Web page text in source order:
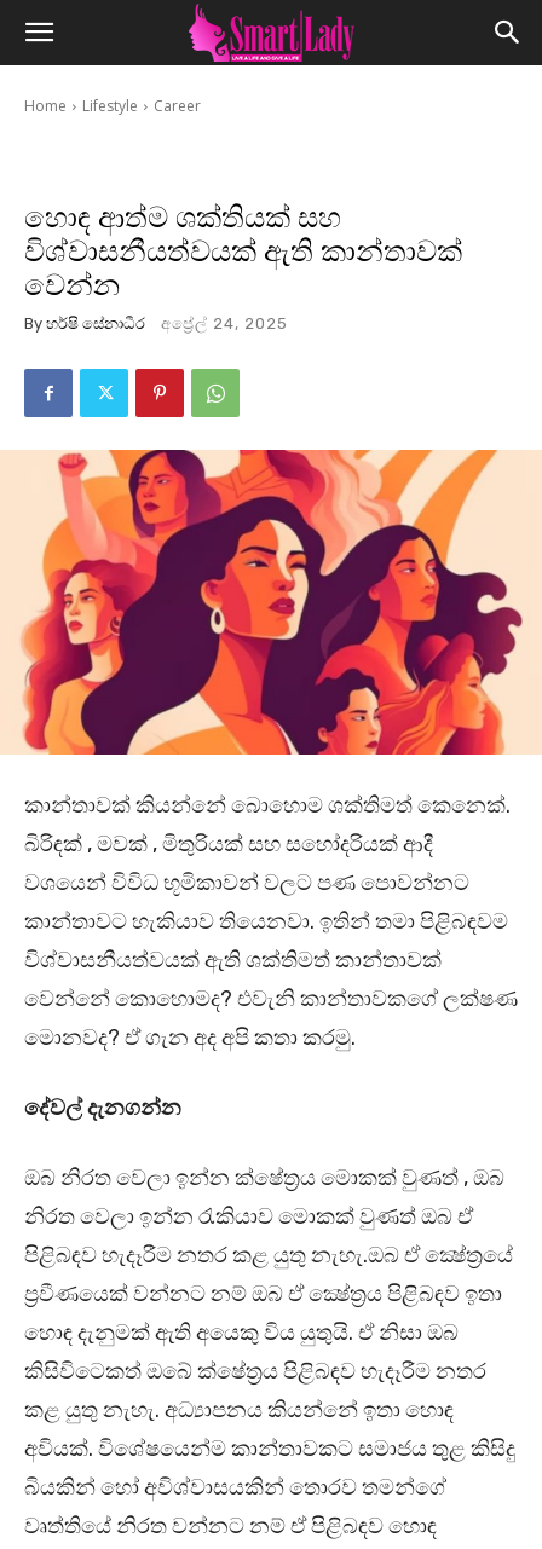
Home Lifestyle Career
හොඳ ආත්ම ශක්තියක් සහ
විශ්වාසනීයත්වයක් ඇති කාන්තාවක්
වෙන්න
By හර්ෂි සේනාධීර අප්‍රේල් 24, 2025
කාන්තාවක් කියන්නේ බොහොම ශක්තිමත් කෙනෙක්.
බිරිඳක් , මවක් , මිතුරියක් සහ සහෝදරියක් ආදී
වශයෙන් විවිධ භූමිකාවන් වලට පණ පොවන්නට
කාන්තාවට හැකියාව තියෙනවා. ඉතින් තමා පිළිබඳවම
විශ්වාසනීයත්වයක් ඇති ශක්තිමත් කාන්තාවක්
වෙන්නේ කොහොමද? එවැනි කාන්තාවකගේ ලක්ෂණ
මොනවද? ඒ ගැන අද අපි කතා කරමු.
දේවල් දැනගන්න
ඔබ නිරත වෙලා ඉන්න ක්ෂේත්‍රය මොකක් වුණත් , ඔබ
නිරත වෙලා ඉන්න රැකියාව මොකක් වුණත් ඔබ ඒ
පිළිබඳව හැදෑරීම නතර කළ යුතු නැහැ.ඔබ ඒ ක්‍ෂේත්‍රයේ
ප්‍රවීණයෙක් වන්නට නම් ඔබ ඒ ක්‍ෂේත්‍රය පිළිබඳව ඉතා
හොඳ දැනුමක් ඇති අයෙකු විය යුතුයි. ඒ නිසා ඔබ
කිසිවිටෙකත් ඔබේ ක්ෂේත්‍රය පිළිබඳව හැදෑරීම නතර
කළ යුතු නැහැ. අධ්‍යාපනය කියන්නේ ඉතා හොඳ
අවියක්. විශේෂයෙන්ම කාන්තාවකට සමාජය තුළ කිසිදු
බියකින් හෝ අවිශ්වාසයකින් තොරව තමන්ගේ
වෘත්තියේ නිරත වන්නට නම් ඒ පිළිබඳව හොඳ